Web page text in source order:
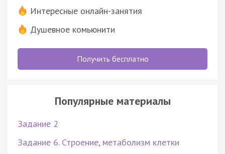
Интересные онлайн-занятия
Душевное комьюнити
Получить бесплатно
Популярные материалы
Задание 2
Задание 6. Строение, метаболизм клетки